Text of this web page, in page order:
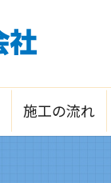
施工の流れ